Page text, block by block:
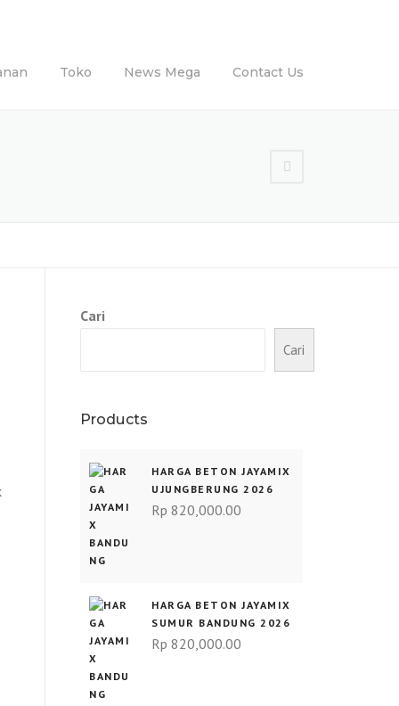
Toko News Mega Contact Us
Cari
Cari
Products
HARGA BETON JAYAMIX
UJUNGBERUNG 2026
Rp 820,000.00
HARGA BETON JAYAMIX
SUMUR BANDUNG 2026
Rp 820,000.00